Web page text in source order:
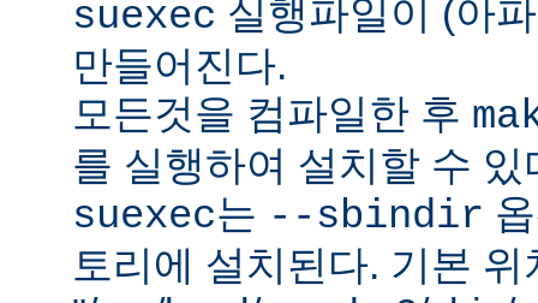
suexec 실행파일이 (아
만들어진다.
모든것을 컴파일한 후
를 실행하여 설치할 수
suexec는 --sbindir
토리에 설치된다. 기본 위